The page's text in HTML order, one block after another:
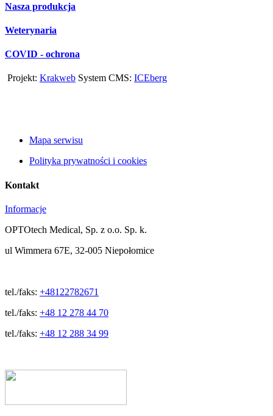
Nasza produkcja
Weterynaria
COVID - ochrona
Projekt: Krakweb System CMS: ICEberg
Mapa serwisu
Polityka prywatności i cookies
Kontakt
Informacje
OPTOtech Medical, Sp. z o.o. Sp. k.
ul Wimmera 67E, 32-005 Niepołomice
tel./faks: +48122782671
tel./faks: +48 12 278 44 70
tel./faks: +48 12 288 34 99